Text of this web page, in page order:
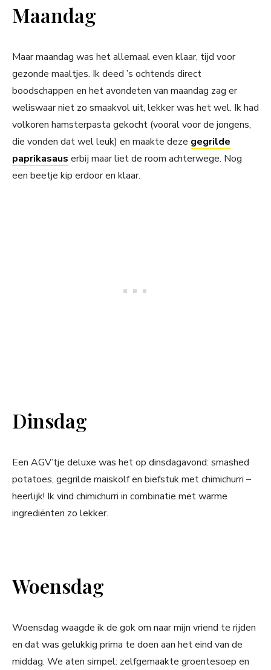
Maandag
Maar maandag was het allemaal even klaar, tijd voor
gezonde maaltjes. Ik deed ’s ochtends direct
boodschappen en het avondeten van maandag zag er
weliswaar niet zo smaakvol uit, lekker was het wel. Ik had
volkoren hamsterpasta gekocht (vooral voor de jongens,
die vonden dat wel leuk) en maakte deze gegrilde
paprikasaus erbij maar liet de room achterwege. Nog
een beetje kip erdoor en klaar.
Dinsdag
Een AGV’tje deluxe was het op dinsdagavond: smashed
potatoes, gegrilde maiskolf en biefstuk met chimichurri –
heerlijk! Ik vind chimichurri in combinatie met warme
ingrediënten zo lekker.
Woensdag
Woensdag waagde ik de gok om naar mijn vriend te rijden
en dat was gelukkig prima te doen aan het eind van de
middag. We aten simpel: zelfgemaakte groentesoep en